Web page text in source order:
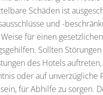
Schäden ist
und -
für einen
Sollten
des Hotels
oder auf unverzügliche
für Abhilfe zu sorgen.